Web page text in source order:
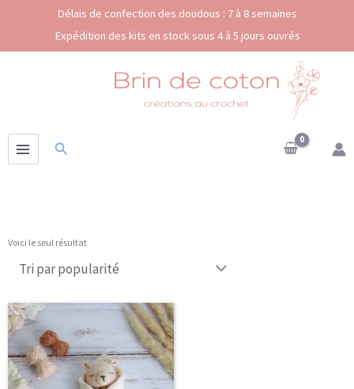
contenu
Délais de confection des doudous : 7 à 8 semaines
Expédition des kits en stock sous 4 à 5 jours ouvrés
Rechercher
Voici le seul résultat